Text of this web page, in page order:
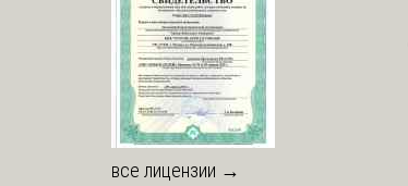
все лицензии →